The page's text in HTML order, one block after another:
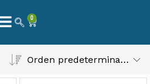
0
Orden predeterminado